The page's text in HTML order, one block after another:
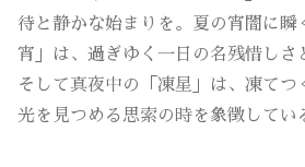
待と静かな始まりを。夏の宵闇に瞬
宵」は、過ぎゆく一日の名残惜しさ
そして真夜中の「凍星」は、凍てつ
光を見つめる思索の時を象徴してい